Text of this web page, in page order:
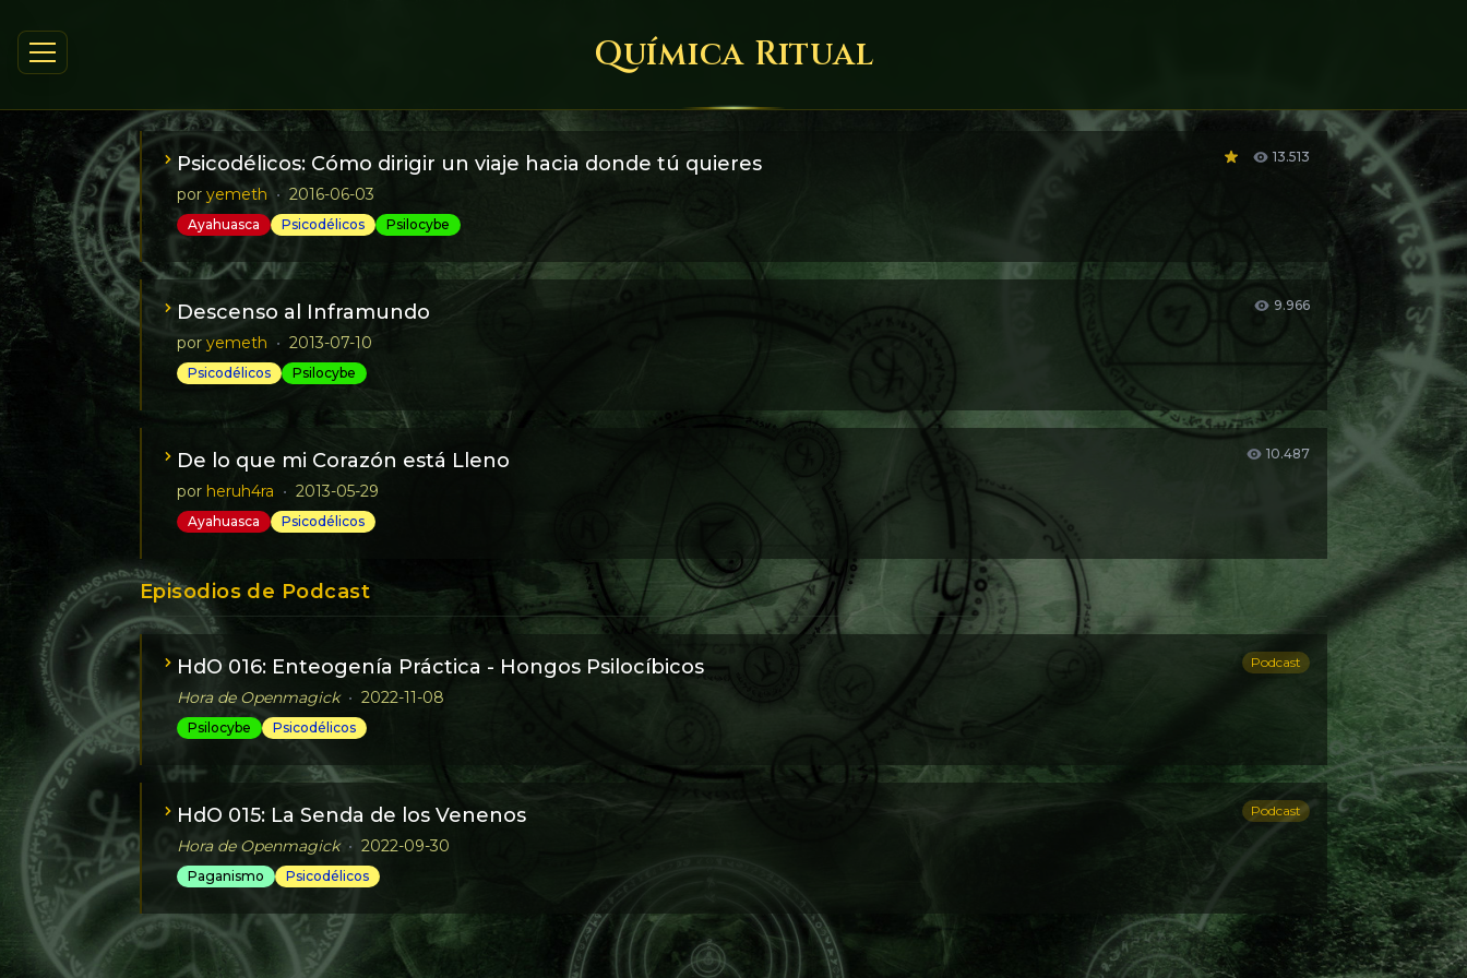
Química Ritual
Psicodélicos: Cómo dirigir un viaje hacia donde tú quieres 13.513
por yemeth • 2016-06-03
Ayahuasca Psicodélicos Psilocybe
Un artículo que describe cómo programar un viaje con sustancias alteradoras de la percepción (enteógenos/psicodélicos) para que te lleve adonde tú
quieres.
Descenso al Inframundo 9.966
por yemeth • 2013-07-10
Psicodélicos Psilocybe
Relato sin callar detalles de un descenso ritual a los dominios de Ereshkigal, jugando el papel de Inanna, para aprender de su hermana los secretos de
la muerte.
De lo que mi Corazón está Lleno 10.487
por heruh4ra • 2013-05-29
Ayahuasca Psicodélicos
Experiencias con Ayahuasca: relato de un viaje al templo de la Diosa.
Episodios de Podcast
HdO 016: Enteogenía Práctica - Hongos Psilocíbicos Podcast
Hora de Openmagick • 2022-11-08
Psilocybe Psicodélicos
HdO 015: La Senda de los Venenos Podcast
Hora de Openmagick • 2022-09-30
Paganismo Psicodélicos